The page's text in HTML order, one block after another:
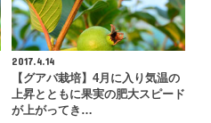
2017.4.14
【グアバ栽培】4月に入り気温の
上昇とともに果実の肥大スピード
が上がってき…